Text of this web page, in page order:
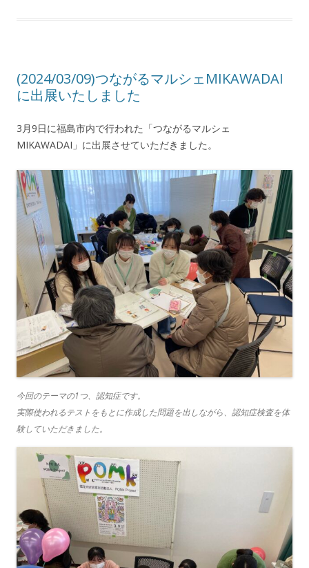
(2024/03/09)つながるマルシェMIKAWADAI
に出展いたしました
3月9日に福島市内で行われた「つながるマルシェ
MIKAWADAI」に出展させていただきました。
今回のテーマの1つ、認知症です。
実際使われるテストをもとに作成した問題を出しながら、認知症検査を体
験していただきました。